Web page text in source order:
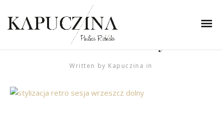
27 kwietnia 2019
stylizacja retro sesja
wrzeszcz dolny
Written by Kapuczina in